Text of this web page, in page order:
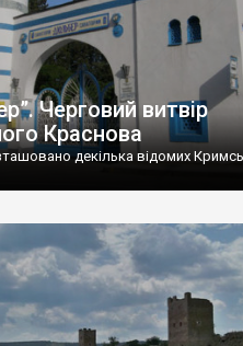
Черговий витвір
Краснова
декілька відомих